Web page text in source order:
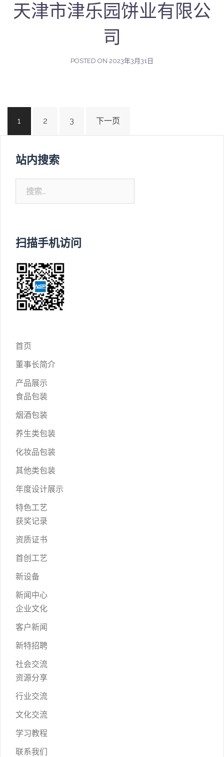
天津市津乐园饼业有限公
司
POSTED ON 2023年3月31日
文
章
导
航
1 2 3 下一页
站内搜索
扫描手机访问
首页
董事长简介
产品展示
食品包装
烟酒包装
养生类包装
化妆品包装
其他类包装
年度设计展示
特色工艺
获奖记录
资质证书
首创工艺
新设备
新闻中心
企业文化
客户新闻
新特招聘
社会交流
资源分享
行业交流
文化交流
学习教程
联系我们